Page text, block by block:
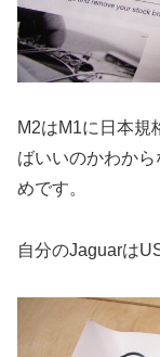
M2はM1に日本規
ばいいのかわか
めです。
自分のJaguarは